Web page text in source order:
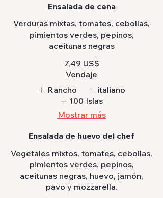
Ensalada de cena
Verduras mixtas, tomates, cebollas,
pimientos verdes, pepinos,
aceitunas negras
7,49 US$
Vendaje
Rancho
italiano
100 Islas
Mostrar más
Ensalada de huevo del chef
Vegetales mixtos, tomates, cebollas,
pimientos verdes, pepinos,
aceitunas negras, huevo, jamón,
pavo y mozzarella.